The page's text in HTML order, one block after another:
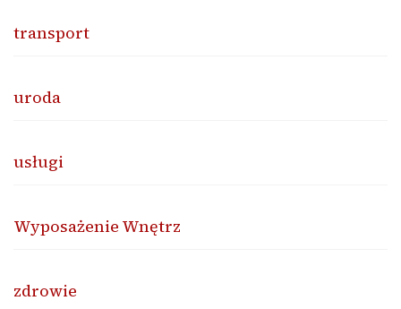
transport
uroda
usługi
Wyposażenie Wnętrz
zdrowie